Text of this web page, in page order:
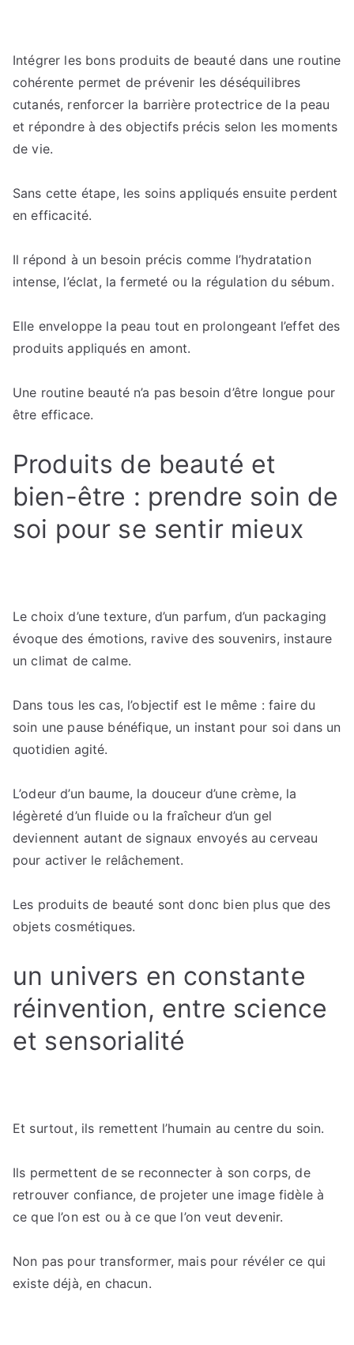
Intégrer les bons produits de beauté dans une routine
cohérente permet de prévenir les déséquilibres
cutanés, renforcer la barrière protectrice de la peau
et répondre à des objectifs précis selon les moments
de vie.
Sans cette étape, les soins appliqués ensuite perdent
en efficacité.
Il répond à un besoin précis comme l’hydratation
intense, l’éclat, la fermeté ou la régulation du sébum.
Elle enveloppe la peau tout en prolongeant l’effet des
produits appliqués en amont.
Une routine beauté n’a pas besoin d’être longue pour
être efficace.
Produits de beauté et
bien-être : prendre soin de
soi pour se sentir mieux
Le choix d’une texture, d’un parfum, d’un packaging
évoque des émotions, ravive des souvenirs, instaure
un climat de calme.
Dans tous les cas, l’objectif est le même : faire du
soin une pause bénéfique, un instant pour soi dans un
quotidien agité.
L’odeur d’un baume, la douceur d’une crème, la
légèreté d’un fluide ou la fraîcheur d’un gel
deviennent autant de signaux envoyés au cerveau
pour activer le relâchement.
Les produits de beauté sont donc bien plus que des
objets cosmétiques.
un univers en constante
réinvention, entre science
et sensorialité
Et surtout, ils remettent l’humain au centre du soin.
Ils permettent de se reconnecter à son corps, de
retrouver confiance, de projeter une image fidèle à
ce que l’on est ou à ce que l’on veut devenir.
Non pas pour transformer, mais pour révéler ce qui
existe déjà, en chacun.